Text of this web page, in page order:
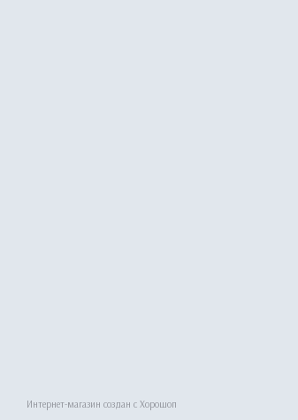
Интернет-магазин создан с Хорошоп